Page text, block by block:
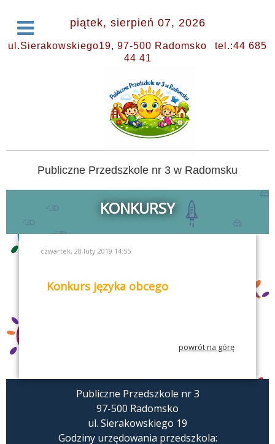
piątek, sierpień 07, 2026
ul.Sierakowskiego19, 97-500 Radomsko
tel.:44 685
44 41
Publiczne Przedszkole nr 3 w Radomsku
KONKURSY
czwartek, 28 luty 2019 14:55
Konkurs języka obcego
powrót na górę
Publiczne Przedszkole nr 3
97-500 Radomsko
ul. Sierakowskiego 19
Godziny urzędowania przedszkola: